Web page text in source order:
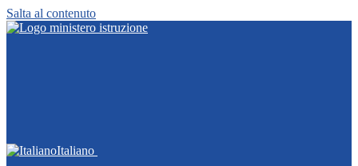
Salta al contenuto
Italiano